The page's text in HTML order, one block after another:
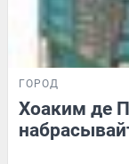
ГОРОД
Хоаким де